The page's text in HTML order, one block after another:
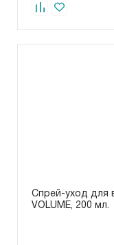
Спрей-уход для
VOLUME, 200 мл.